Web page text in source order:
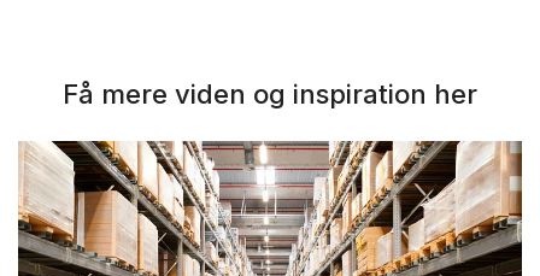
Få mere viden og inspiration her